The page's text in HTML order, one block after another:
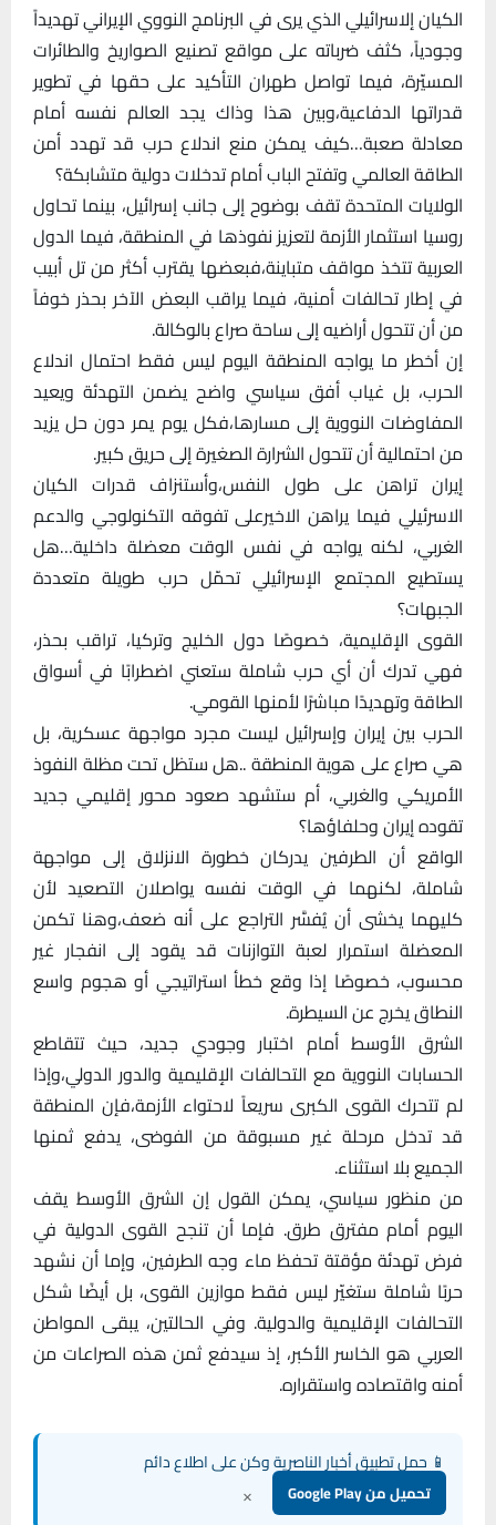
الكيان إلاسرائيلي الذي يرى في البرنامج النووي الإيراني تهديداً
وجودياً، كثف ضرباته على مواقع تصنيع الصواريخ والطائرات
المسيّرة، فيما تواصل طهران التأكيد على حقها في تطوير
قدراتها الدفاعية،وبين هذا وذاك يجد العالم نفسه أمام
معادلة صعبة…كيف يمكن منع اندلاع حرب قد تهدد أمن
الطاقة العالمي وتفتح الباب أمام تدخلات دولية متشابكة؟
الولايات المتحدة تقف بوضوح إلى جانب إسرائيل، بينما تحاول
روسيا استثمار الأزمة لتعزيز نفوذها في المنطقة، فيما الدول
العربية تتخذ مواقف متباينة،فبعضها يقترب أكثر من تل أبيب
في إطار تحالفات أمنية، فيما يراقب البعض الآخر بحذر خوفاً
من أن تتحول أراضيه إلى ساحة صراع بالوكالة.
إن أخطر ما يواجه المنطقة اليوم ليس فقط احتمال اندلاع
الحرب، بل غياب أفق سياسي واضح يضمن التهدئة ويعيد
المفاوضات النووية إلى مسارها،فكل يوم يمر دون حل يزيد
من احتمالية أن تتحول الشرارة الصغيرة إلى حريق كبير.
إيران تراهن على طول النفس،وأستنزاف قدرات الكيان
الاسرئيلي فيما يراهن الاخيرعلى تفوقه التكنولوجي والدعم
الغربي، لكنه يواجه في نفس الوقت معضلة داخلية…هل
يستطيع المجتمع الإسرائيلي تحمّل حرب طويلة متعددة
الجبهات؟
القوى الإقليمية، خصوصًا دول الخليج وتركيا، تراقب بحذر،
فهي تدرك أن أي حرب شاملة ستعني اضطرابًا في أسواق
الطاقة وتهديدًا مباشرًا لأمنها القومي.
الحرب بين إيران وإسرائيل ليست مجرد مواجهة عسكرية، بل
هي صراع على هوية المنطقة ..هل ستظل تحت مظلة النفوذ
الأمريكي والغربي، أم ستشهد صعود محور إقليمي جديد
تقوده إيران وحلفاؤها؟
الواقع أن الطرفين يدركان خطورة الانزلاق إلى مواجهة
شاملة، لكنهما في الوقت نفسه يواصلان التصعيد لأن
كليهما يخشى أن يُفسَّر التراجع على أنه ضعف،وهنا تكمن
المعضلة استمرار لعبة التوازنات قد يقود إلى انفجار غير
محسوب، خصوصًا إذا وقع خطأ استراتيجي أو هجوم واسع
النطاق يخرج عن السيطرة.
الشرق الأوسط أمام اختبار وجودي جديد، حيث تتقاطع
الحسابات النووية مع التحالفات الإقليمية والدور الدولي،وإذا
لم تتحرك القوى الكبرى سريعاً لاحتواء الأزمة،فإن المنطقة
قد تدخل مرحلة غير مسبوقة من الفوضى، يدفع ثمنها
الجميع بلا استثناء.
من منظور سياسي، يمكن القول إن الشرق الأوسط يقف
اليوم أمام مفترق طرق. فإما أن تنجح القوى الدولية في
فرض تهدئة مؤقتة تحفظ ماء وجه الطرفين، وإما أن نشهد
حربًا شاملة ستغيّر ليس فقط موازين القوى، بل أيضًا شكل
التحالفات الإقليمية والدولية. وفي الحالتين، يبقى المواطن
العربي هو الخاسر الأكبر، إذ سيدفع ثمن هذه الصراعات من
أمنه واقتصاده واستقراره.
📱 حمل تطبيق أخبار الناصرية وكن على اطلاع دائم
تحميل من Google Play ×